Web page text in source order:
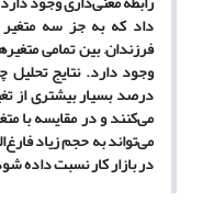
داد که به جز سه متغیر
فرزندان, بین تمامی
وجود دارد. نتایج تحلیل
درصد بسیار بیشتری از
می‌کنند و در مقایسه با
می‌تواند به حجم زیاد
در بازار کار نسبت داده